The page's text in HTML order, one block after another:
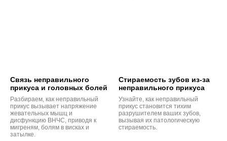
Связь неправильного
прикуса и головных болей
Разбираем, как неправильный
прикус вызывает напряжение
жевательных мышц и
дисфункцию ВНЧС, приводя к
мигреням, болям в висках и
затылке.
Стираемость зубов из-за
неправильного прикуса
Узнайте, как неправильный
прикус становится тихим
разрушителем ваших зубов,
вызывая их патологическую
стираемость.